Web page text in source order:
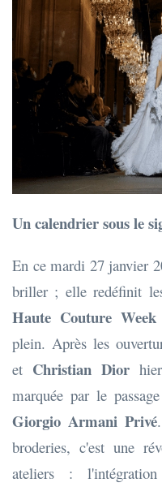
Un calendrier sous le
En ce mardi 27 janvier
briller ; elle redéfinit
Haute Couture
plein. Après les
et Christian Dior
marquée par le
Giorgio Armani Privé
broderies, c'est une
ateliers :